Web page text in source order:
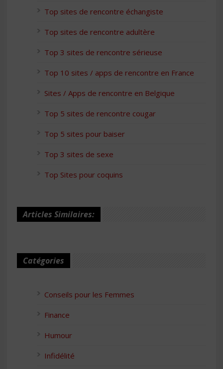
Top sites de rencontre échangiste
Top sites de rencontre adultère
Top 3 sites de rencontre sérieuse
Top 10 sites / apps de rencontre en France
Sites / Apps de rencontre en Belgique
Top 5 sites de rencontre cougar
Top 5 sites pour baiser
Top 3 sites de sexe
Top Sites pour coquins
Articles Similaires:
Catégories
Conseils pour les Femmes
Finance
Humour
Infidélité